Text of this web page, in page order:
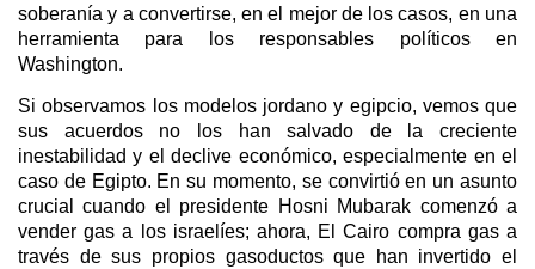
soberanía y a convertirse, en el mejor de los casos, en una
herramienta para los responsables políticos en
Washington.
Si observamos los modelos jordano y egipcio, vemos que
sus acuerdos no los han salvado de la creciente
inestabilidad y el declive económico, especialmente en el
caso de Egipto. En su momento, se convirtió en un asunto
crucial cuando el presidente Hosni Mubarak comenzó a
vender gas a los israelíes; ahora, El Cairo compra gas a
través de sus propios gasoductos que han invertido el